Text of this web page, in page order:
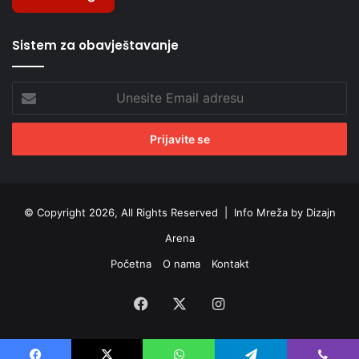
Sistem za obavještavanje
Unesite
Email
adresu
© Copyright 2026, All Rights Reserved | Info Mreža by Dizajn
Arena
Početna
O nama Kontakt
Facebook Instagram